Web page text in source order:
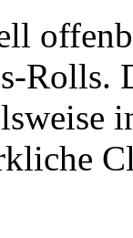
Rolls.